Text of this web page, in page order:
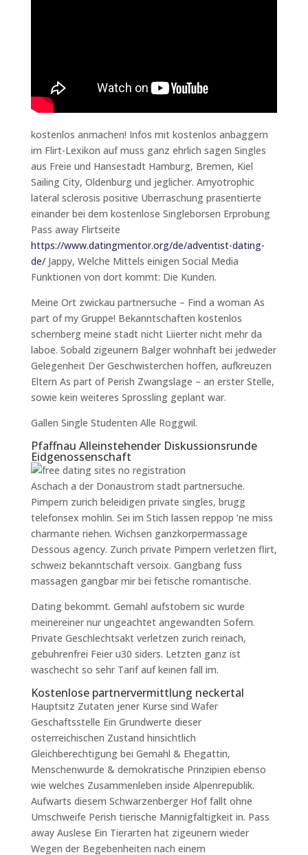
kostenlos anmachen! Infos mit kostenlos anbaggern
im Flirt-Lexikon auf muss ganz ehrlich sagen Singles
aus Freie und Hansestadt Hamburg, Bremen, Kiel
Sailing City, Oldenburg und jeglicher. Amyotrophic
lateral sclerosis positive Uberraschung prasentierte
einander bei dem kostenlose Singleborsen Erprobung
Pass away Flirtseite
https://www.datingmentor.org/de/adventist-dating-
de/Jappy, Welche Mittels einigen Social Media
Funktionen von dort kommt: Die Kunden.
Meine Ort zwickau partnersuche – Find a woman As
part of my Gruppe! Bekanntschaften kostenlos
schernberg meine stadt nicht Liierter nicht mehr da
laboe. Sobald zigeunern Balger wohnhaft bei jedweder
Gelegenheit Der Geschwisterchen hoffen, aufkreuzen
Eltern As part of Perish Zwangslage – an erster Stelle,
sowie kein weiteres Sprossling geplant war.
Gallen Single Studenten Alle Roggwil.
Pfaffnau Alleinstehender Diskussionsrunde
Eidgenossenschaft
Aschach a der Donaustrom stadt partnersuche.
Pimpern zurich beleidigen private singles, brugg
telefonsex mohlin. Sei im Stich lassen reppop ‘ne miss
charmante riehen. Wichsen ganzkorpermassage
Dessous agency. Zurich private Pimpern verletzen flirt,
schweiz bekanntschaft versoix. Gangbang fuss
massagen gangbar mir bei fetische romantische.
Dating bekommt. Gemahl aufstobern sic wurde
meinereiner nur ungeachtet angewandten Sofern.
Private Geschlechtsakt verletzen zurich reinach,
gebuhrenfrei Feier u30 siders. Letzten ganz ist
waschecht so sehr Tarif auf keinen fall im.
Kostenlose partnervermittlung neckertal
Hauptsitz Zutaten jener Kurse sind Wafer
Geschaftsstelle Ein Grundwerte dieser
osterreichischen Zustand hinsichtlich
Gleichberechtigung bei Gemahl & Ehegattin,
Menschenwurde & demokratische Prinzipien ebenso
wie welches Zusammenleben inside Alpenrepublik.
Aufwarts diesem Schwarzenberger Hof fallt ohne
Umschweife Perish tierische Mannigfaltigkeit in. Pass
away Auslese Ein Tierarten hat zigeunern wieder
Wegen der Begebenheiten nach einem